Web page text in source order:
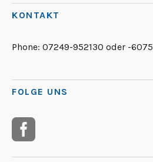
KONTAKT
Phone: 07249-952130 oder -6075
FOLGE UNS